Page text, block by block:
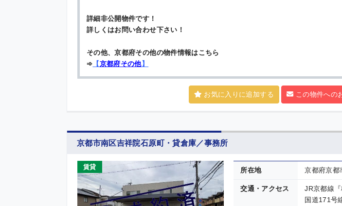
詳細非公開物件です！
詳しくはお問い合わせ下さい！
その他、京都府その他の物件情報はこちら
➾ 【京都府その他】
お気に入りに追加する この物件への
京都市南区吉祥院石原町・貸倉庫／事務所
賃貸 所在地 京都府京都
交通・アクセス
JR京都線
国道171号